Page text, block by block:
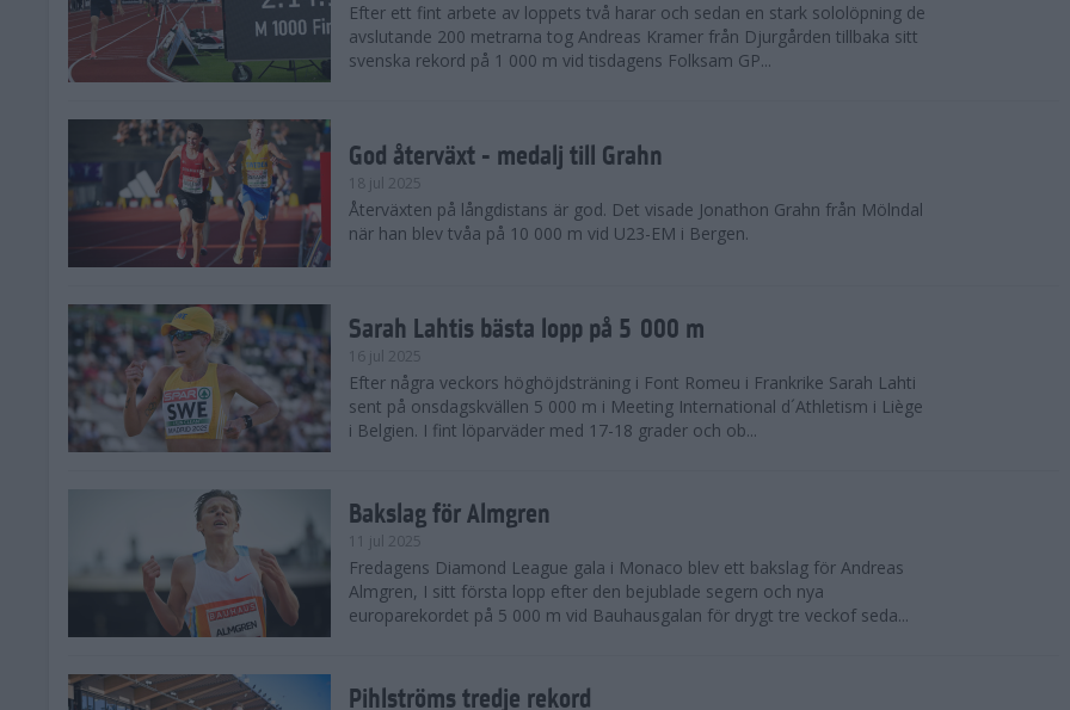
Efter ett fint arbete av loppets två harar och sedan en stark sololöpning de
avslutande 200 metrarna tog Andreas Kramer från Djurgården tillbaka sitt
svenska rekord på 1 000 m vid tisdagens Folksam GP...
God återväxt - medalj till Grahn
18 jul 2025
Återväxten på långdistans är god. Det visade Jonathon Grahn från Mölndal
när han blev tvåa på 10 000 m vid U23-EM i Bergen.
Sarah Lahtis bästa lopp på 5 000 m
16 jul 2025
Efter några veckors höghöjdsträning i Font Romeu i Frankrike Sarah Lahti
sent på onsdagskvällen 5 000 m i Meeting International d´Athletism i Liège
i Belgien. I fint löparväder med 17-18 grader och ob...
Bakslag för Almgren
11 jul 2025
Fredagens Diamond League gala i Monaco blev ett bakslag för Andreas
Almgren, I sitt första lopp efter den bejublade segern och nya
europarekordet på 5 000 m vid Bauhausgalan för drygt tre veckof seda...
Pihlströms tredje rekord